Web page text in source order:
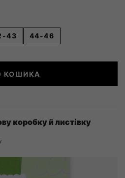
43 44-46
КОШИКА
коробку й листівку